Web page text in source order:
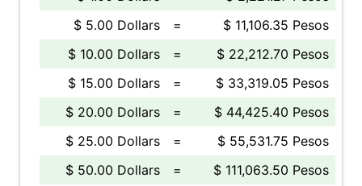
$ 5.00 Dollars
=
$ 11,106.35 Pesos
$ 10.00 Dollars
=
$ 22,212.70 Pesos
$ 15.00 Dollars
=
$ 33,319.05 Pesos
$ 20.00 Dollars
=
$ 44,425.40 Pesos
$ 25.00 Dollars
=
$ 55,531.75 Pesos
$ 50.00 Dollars
=
$ 111,063.50 Pesos